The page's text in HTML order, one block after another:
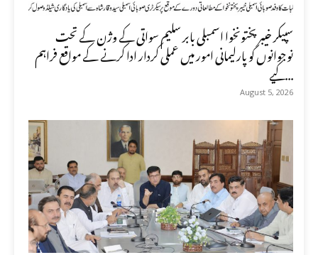
سپیکر خیبر پختونخوا اسمبلی بابر سلیم سواتی کے وژن کے تحت
نوجوانوں کو پارلیمانی امور میں عملی کردار ادا کرنے کے مواقع فراہم
کیے...
August 5, 2026